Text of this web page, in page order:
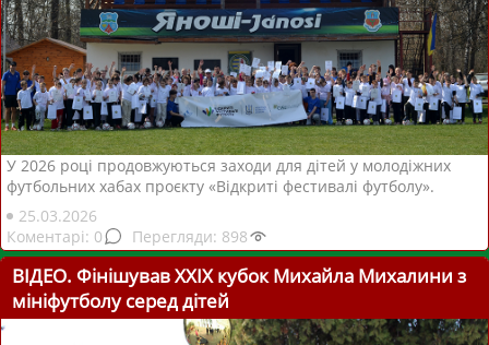
У 2026 році продовжуються заходи для дітей у молодіжних
футбольних хабах проєкту «Відкриті фестивалі футболу».
25.03.2026
0
898
ВІДЕО. Фінішував ХХІХ кубок Михайла Михалини з
мініфутболу серед дітей